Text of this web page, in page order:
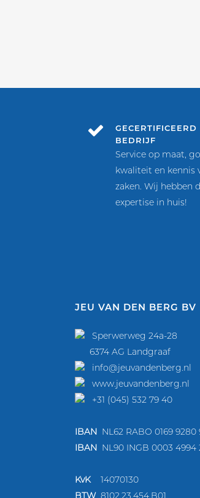
GECERTIFICEERD
BEDRIJF
Service op maat,
kwaliteit en kennis
zaken. Wij hebben
expertise in huis!
JEU VAN DEN BERG BV
Sperwerweg 24a-28
6374 AG Landgraaf
info@jeuvandenberg.nl
www.jeuvandenberg.nl
+31 (045) 532 79 40
IBAN NL62 RABO 0169 9280
IBAN NL90 INGB 0003 4994
KvK
14070130
BTW8102.23.454.B01